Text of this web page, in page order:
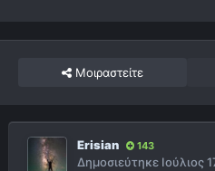
Μοιραστείτε
Erisian 143
Δημοσιεύτηκε Ιούλιος